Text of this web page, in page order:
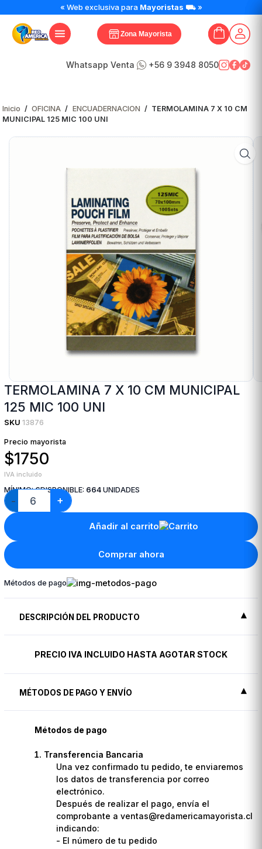
« Web exclusiva para Mayoristas ⛟ »
Zona Mayorista
Whatsapp Venta +56 9 3948 8050
Inicio / OFICINA / ENCUADERNACION / TERMOLAMINA 7 X 10 CM
MUNICIPAL 125 MIC 100 UNI
TERMOLAMINA 7 X 10 CM MUNICIPAL
125 MIC 100 UNI
SKU 13876
Precio mayorista
$1750
IVA incluido
MÍNIMO:6DISPONIBLE: 664 UNIDADES
−
TERMOLAMINA
7
X
10
UNI
cantidad
+
Añadir al carrito
Comprar ahora
Métodos de pago
DESCRIPCIÓN DEL PRODUCTO
PRECIO IVA INCLUIDO HASTA AGOTAR STOCK
MÉTODOS DE PAGO Y ENVÍO
Métodos de pago
Transferencia Bancaria
Una vez confirmado tu pedido, te enviaremos
los datos de transferencia por correo
electrónico.
Después de realizar el pago, envía el
comprobante a ventas@redamericamayorista.cl
indicando:
- El número de tu pedido